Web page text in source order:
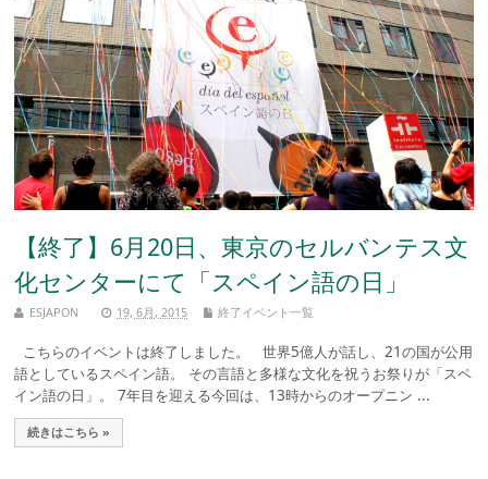
【終了】6月20日、東京のセルバンテス文
化センターにて「スペイン語の日」
ESJAPON 19, 6月, 2015 終了イベント一覧
こちらのイベントは終了しました。 世界5億人が話し、21の国が公用
語としているスペイン語。 その言語と多様な文化を祝うお祭りが「スペ
イン語の日」。 7年目を迎える今回は、13時からのオープニン ...
続きはこちら »